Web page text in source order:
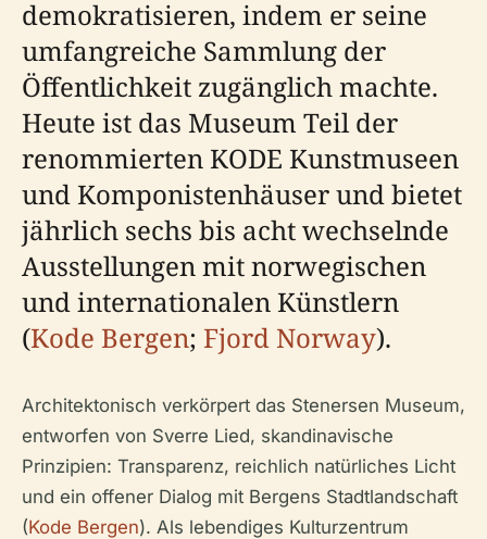
demokratisieren, indem er seine
umfangreiche Sammlung der
Öffentlichkeit zugänglich machte.
Heute ist das Museum Teil der
renommierten KODE Kunstmuseen
und Komponistenhäuser und bietet
jährlich sechs bis acht wechselnde
Ausstellungen mit norwegischen
und internationalen Künstlern
(Kode Bergen; Fjord Norway).
Architektonisch verkörpert das Stenersen Museum,
entworfen von Sverre Lied, skandinavische
Prinzipien: Transparenz, reichlich natürliches Licht
und ein offener Dialog mit Bergens Stadtlandschaft
(Kode Bergen). Als lebendiges Kulturzentrum